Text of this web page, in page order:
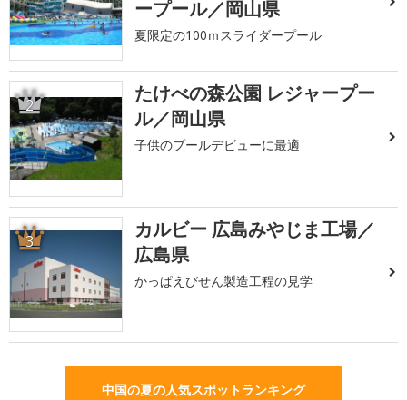
ープール／岡山県
夏限定の100ｍスライダープール
2
たけべの森公園 レジャープー
ル／岡山県
子供のプールデビューに最適
3
カルビー 広島みやじま工場／
広島県
かっぱえびせん製造工程の見学
中国の夏の人気スポットランキング